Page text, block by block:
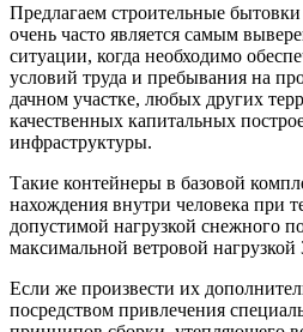
Предлагаем строительные
очень часто является самым
ситуации, когда необходимо
условий труда и пребывания на
дачном участке, любых других
качественных капитальных
инфраструктуры.
Такие контейнеры в базовой
нахождения внутри человека при
допустимой нагрузкой снежного
максимальной ветровой нагрузкой
Если же произвести их
посредством привлечения